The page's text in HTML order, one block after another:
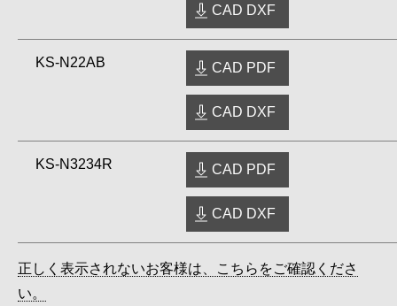
CAD DXF
KS-N22AB CAD PDF
CAD DXF
KS-N3234R CAD PDF
CAD DXF
正しく表示されないお客様は、こちらをご確認くださ
い。